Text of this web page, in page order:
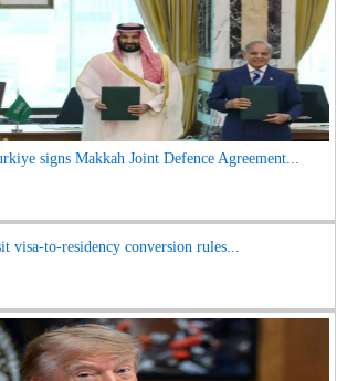
signs Makkah Joint Defence Agreement...
visa-to-residency conversion rules...